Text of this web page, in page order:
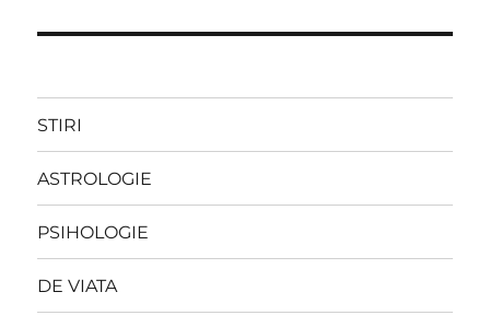
STIRI
ASTROLOGIE
PSIHOLOGIE
DE VIATA